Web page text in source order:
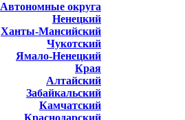
Автономные округа
Ненецкий
Ханты-Мансийский
Чукотский
Ямало-Ненецкий
Края
Алтайский
Забайкальский
Камчатский
Краснодарский